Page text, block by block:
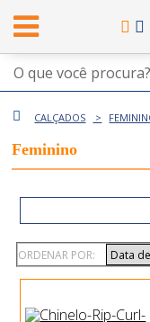
CALÇADOS
Feminino
ORDENAR POR: